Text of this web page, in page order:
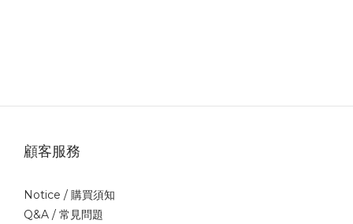
顧客服務
Notice / 購買須知
Q&A / 常見問題